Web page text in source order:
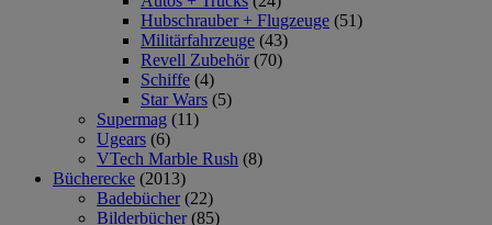
Hubschrauber + Flugzeuge (51)
Militärfahrzeuge (43)
Revell Zubehör (70)
Schiffe (4)
Star Wars (5)
Supermag (11)
Ugears (6)
VTech Marble Rush (8)
Bücherecke (2013)
Badebücher (22)
Bilderbücher (85)